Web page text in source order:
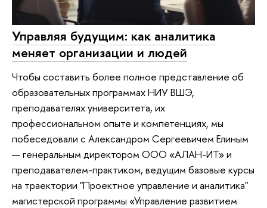
Управляя будущим: как аналитика
меняет организации и людей
Чтобы составить более полное представление об
образовательных программах НИУ ВШЭ,
преподавателях университета, их
профессиональном опыте и компетенциях, мы
побеседовали с Александром Сергеевичем Елиным
— генеральным директором ООО «АЛАН-ИТ» и
преподавателем-практиком, ведущим базовые курсы
на траектории "Проектное управление и аналитика"
магистерской программы «Управление развитием